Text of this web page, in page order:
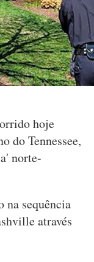
hoje
do Tennessee,
norte-
na sequência
através